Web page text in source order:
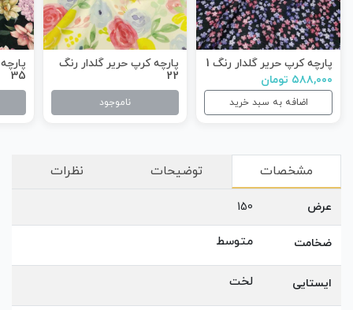
پارچه کرپ حریر گلدار رنگ 1
۵۸۸,۰۰۰ تومان
اضافه به سبد خرید
پارچه کرپ حریر گلدار رنگ
22
ناموجود
35
مشخصات توضیحات نظرات
عرض 150
ضخامت متوسط
ایستایی لخت